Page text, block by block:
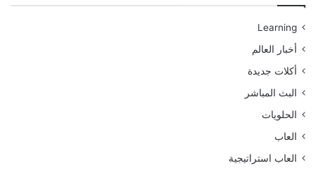
Learning
أخبار العالم
أكلات جديدة
البث المباشر
الحلويات
العاب
العاب استراتيجية